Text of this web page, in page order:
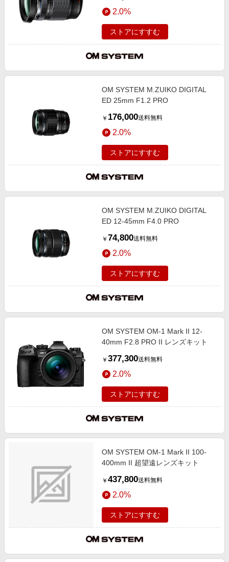
2.0%
ストアにすすむ
OM SYSTEM M.ZUIKO DIGITAL
ED 25mm F1.2 PRO
￥ 176,000送料無料
2.0%
ストアにすすむ
OM SYSTEM M.ZUIKO DIGITAL
ED 12-45mm F4.0 PRO
￥ 74,800送料無料
2.0%
ストアにすすむ
OM SYSTEM OM-1 Mark II 12-
40mm F2.8 PRO II レンズキット
￥ 377,300送料無料
2.0%
ストアにすすむ
OM SYSTEM OM-1 Mark II 100-
400mm II 超望遠レンズキット
￥ 437,800送料無料
2.0%
ストアにすすむ